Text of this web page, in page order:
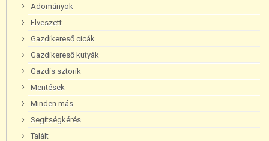
Adományok
Elveszett
Gazdikereső cicák
Gazdikereső kutyák
Gazdis sztorik
Mentések
Minden más
Segítségkérés
Talált